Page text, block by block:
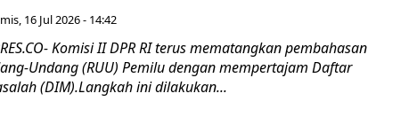
16 Jul 2026 - 14:42
Komisi II DPR RI terus mematangkan pembahasan
Undang (RUU) Pemilu dengan mempertajam Daftar
(DIM).Langkah ini dilakukan...